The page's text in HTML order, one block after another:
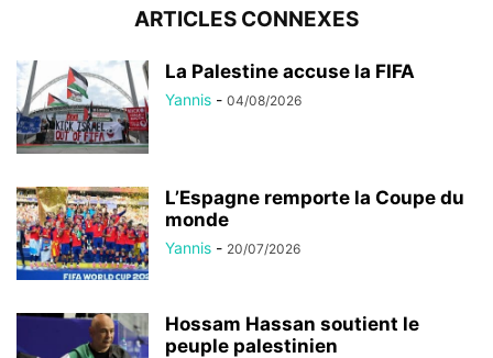
ARTICLES CONNEXES
La Palestine accuse la FIFA
Yannis - 04/08/2026
L’Espagne remporte la Coupe du
monde
Yannis - 20/07/2026
Hossam Hassan soutient le
peuple palestinien